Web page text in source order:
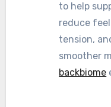
to help
reduce
tension,
smoother
backbiome